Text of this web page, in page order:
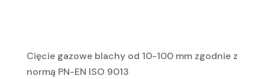
Cięcie gazowe blachy od 10-100 mm zgodnie z
normą PN-EN ISO 9013